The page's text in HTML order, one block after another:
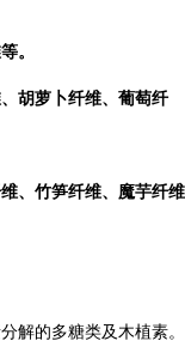
。
胡萝卜纤维、葡萄纤
、竹笋纤维、魔芋纤维
解的多糖类及木植素。